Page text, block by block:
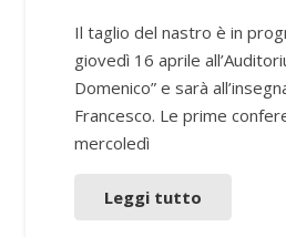
Il taglio del nastro è in
giovedì 16 aprile
Domenico” e sarà
Francesco. Le prime
mercoledì
Leggi tutto